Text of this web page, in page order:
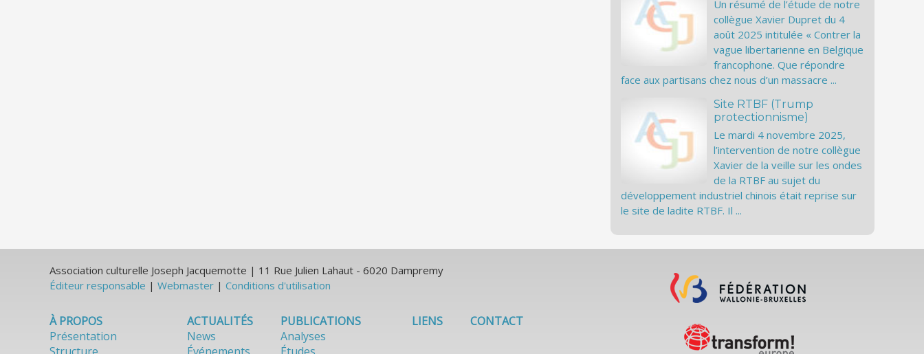
Un résumé de l’étude de notre
collègue Xavier Dupret du 4
août 2025 intitulée « Contrer la
vague libertarienne en Belgique
francophone. Que répondre
face aux partisans chez nous d’un massacre ...
Site RTBF (Trump
protectionnisme)
Le mardi 4 novembre 2025,
l’intervention de notre collègue
Xavier de la veille sur les ondes
de la RTBF au sujet du
développement industriel chinois était reprise sur
le site de ladite RTBF. Il ...
Association culturelle Joseph Jacquemotte | 11 Rue Julien Lahaut - 6020 Dampremy
Éditeur responsable | Webmaster | Conditions d'utilisation
À PROPOS
Présentation
ACTUALITÉS
News
PUBLICATIONS
Analyses
LIENS CONTACT